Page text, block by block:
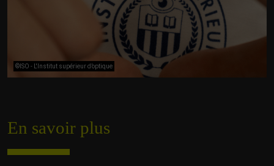
©ISO - L'Institut supérieur d’optique
En savoir plus